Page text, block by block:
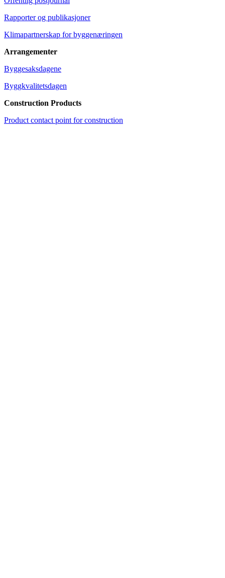
Rapporter og publikasjoner
Klimapartnerskap for byggenæringen
Arrangementer
Byggesaksdagene
Byggkvalitetsdagen
Construction Products
Product contact point for construction